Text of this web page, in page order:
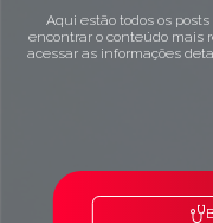
Aqui estão todos os
encontrar o conteúdo mais
acessar as informações